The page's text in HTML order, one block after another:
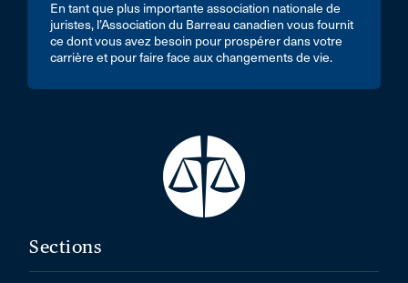
En tant que plus importante association nationale de
juristes, l’Association du Barreau canadien vous fournit
ce dont vous avez besoin pour prospérer dans votre
carrière et pour faire face aux changements de vie.
Sections